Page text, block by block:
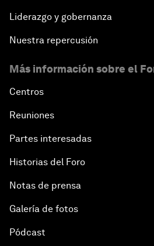
Liderazgo y gobernanza
Nuestra repercusión
Más información sobre el
Centros
Reuniones
Partes interesadas
Historias del Foro
Notas de prensa
Galería de fotos
Pódcast